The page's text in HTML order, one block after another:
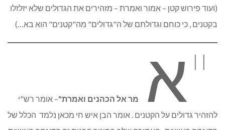
(ועוד פירוש קטן – אמור ואמרת – מזהירים את הגדולים שלא יזלזלו
בקטנים , כי כוחם וגדולתם של ה"גדולים" מה"קטנים" הוא בא…)
"א מר אל הכהנים ואמרת"– אומר רש"י
להזהיר גדולים על הקטנים . אומר הבן איש חי מכאן נלמד הכלל של